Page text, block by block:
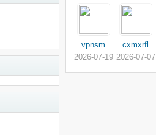
vpnsm
2026-07-19
cxmxrfl
2026-07-07